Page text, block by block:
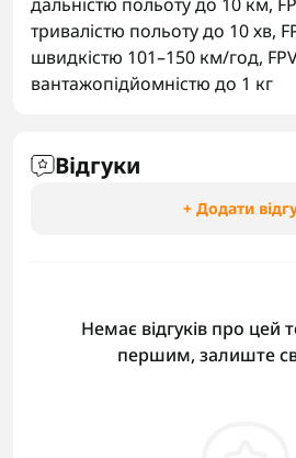
тривалістю польоту до 10 хв,
швидкістю 101–150 км/год,
вантажопідйомністю до 1 кг
Відгуки
+ Додати
Немає відгуків про цей
першим, залиште